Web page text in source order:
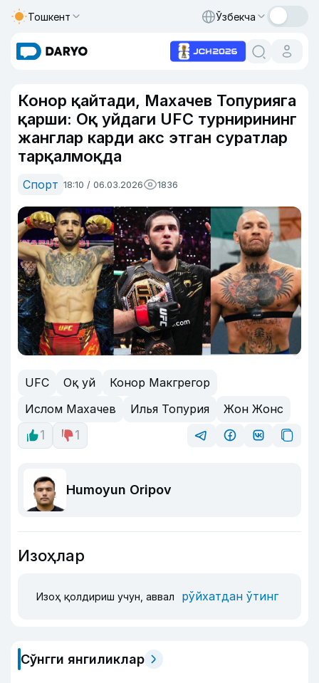
Тошкент Ўзбекча
Конор қайтади, Махачев Топурияга
қарши: Оқ уйдаги UFC турнирининг
жанглар карди акс этган суратлар
тарқалмоқда
Спорт 18:10 / 06.03.2026 1836
UFC Оқ уй
Конор Макгрегор
Ислом Махачев
Илья Топурия
Жон Жонс
1
1
Humoyun Oripov
Изоҳлар
Изоҳ қолдириш учун, аввал рўйхатдан ўтинг
Сўнгги янгиликлар